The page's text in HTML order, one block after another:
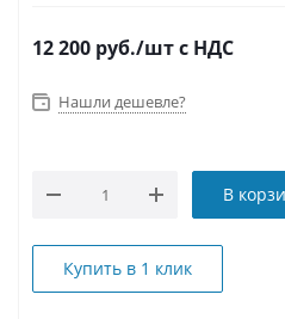
12 200 руб./штс НДС
Нашли дешевле?
В
Купить в 1 клик